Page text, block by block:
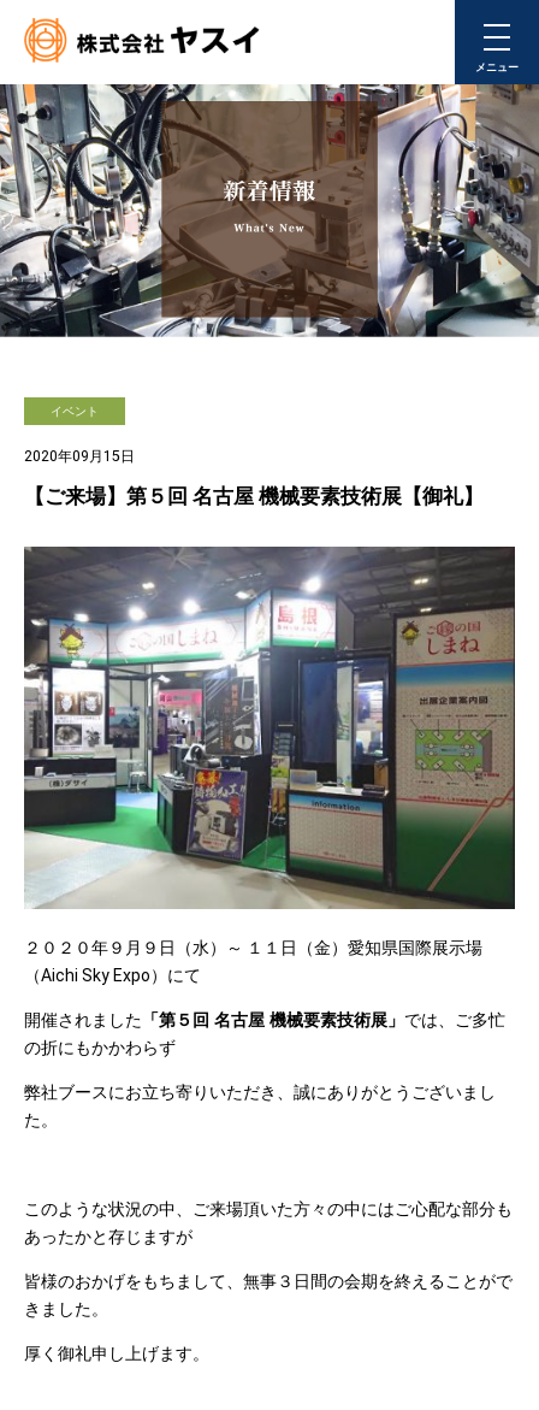
メニュー
イベント
2020年09月15日
【ご来場】第５回 名古屋 機械要素技術展【御礼】
２０２０年９月９日（水）～ １１日（金）愛知県国際展示場
（Aichi Sky Expo）にて
開催されました 「第５回 名古屋 機械要素技術展」 では、ご多忙
の折にもかかわらず
弊社ブースにお立ち寄りいただき、誠にありがとうございまし
た。
このような状況の中、ご来場頂いた方々の中にはご心配な部分も
あったかと存じますが
皆様のおかげをもちまして、無事３日間の会期を終えることがで
きました。
厚く御礼申し上げます。